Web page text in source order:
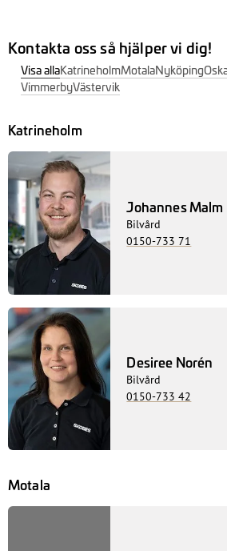
Kontakta oss så hjälper vi dig!
Visa allaKatrineholmMotalaNyköping
VimmerbyVästervik
Katrineholm
Johannes Malm
Bilvård
0150-733 71
Desiree Norén
Bilvård
0150-733 42
Motala